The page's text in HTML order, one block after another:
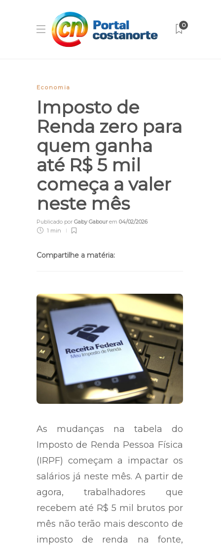
0
Economia
Imposto de
Renda zero para
quem ganha
até R$ 5 mil
começa a valer
neste mês
Publicado por Gaby Gabourem 04/02/2026
1 min
Compartilhe a matéria:
As mudanças na tabela do
Imposto de Renda Pessoa Física
(IRPF) começam a impactar os
salários já neste mês. A partir de
agora, trabalhadores que
recebem até R$ 5 mil brutos por
mês não terão mais desconto de
imposto de renda na fonte,